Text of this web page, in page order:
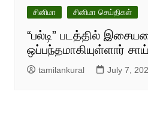
சினிமா சினிமா செய்திகள்
“பல்டி” படத்தில்
ஒப்பந்தமாகியுள்ளார்
tamilankural July 7,